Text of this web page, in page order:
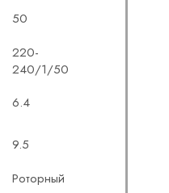
50
220-
240/1/50
6.4
9.5
Роторный